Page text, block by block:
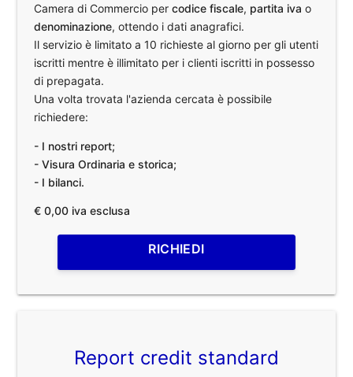
Camera di Commercio percodice fiscale, partita iva o
denominazione, ottendo i dati anagrafici.
Il servizio è limitato a 10 richieste al giorno per gli utenti
iscritti mentre è illimitato per i clienti iscritti in possesso
di prepagata.
Una volta trovata l'azienda cercata è possibile
richiedere:
- I nostri report;
- Visura Ordinaria e storica;
- I bilanci.
€ 0,00 iva esclusa
RICHIEDI
Report credit standard